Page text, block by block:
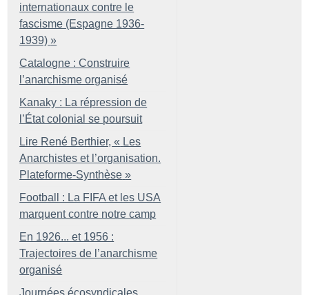
internationaux contre le
fascisme (Espagne 1936-
1939) »
Catalogne : Construire
l’anarchisme organisé
Kanaky : La répression de
l’État colonial se poursuit
Lire René Berthier, « Les
Anarchistes et l’organisation.
Plateforme-Synthèse »
Football : La FIFA et les USA
marquent contre notre camp
En 1926... et 1956 :
Trajectoires de l’anarchisme
organisé
Journées écosyndicales